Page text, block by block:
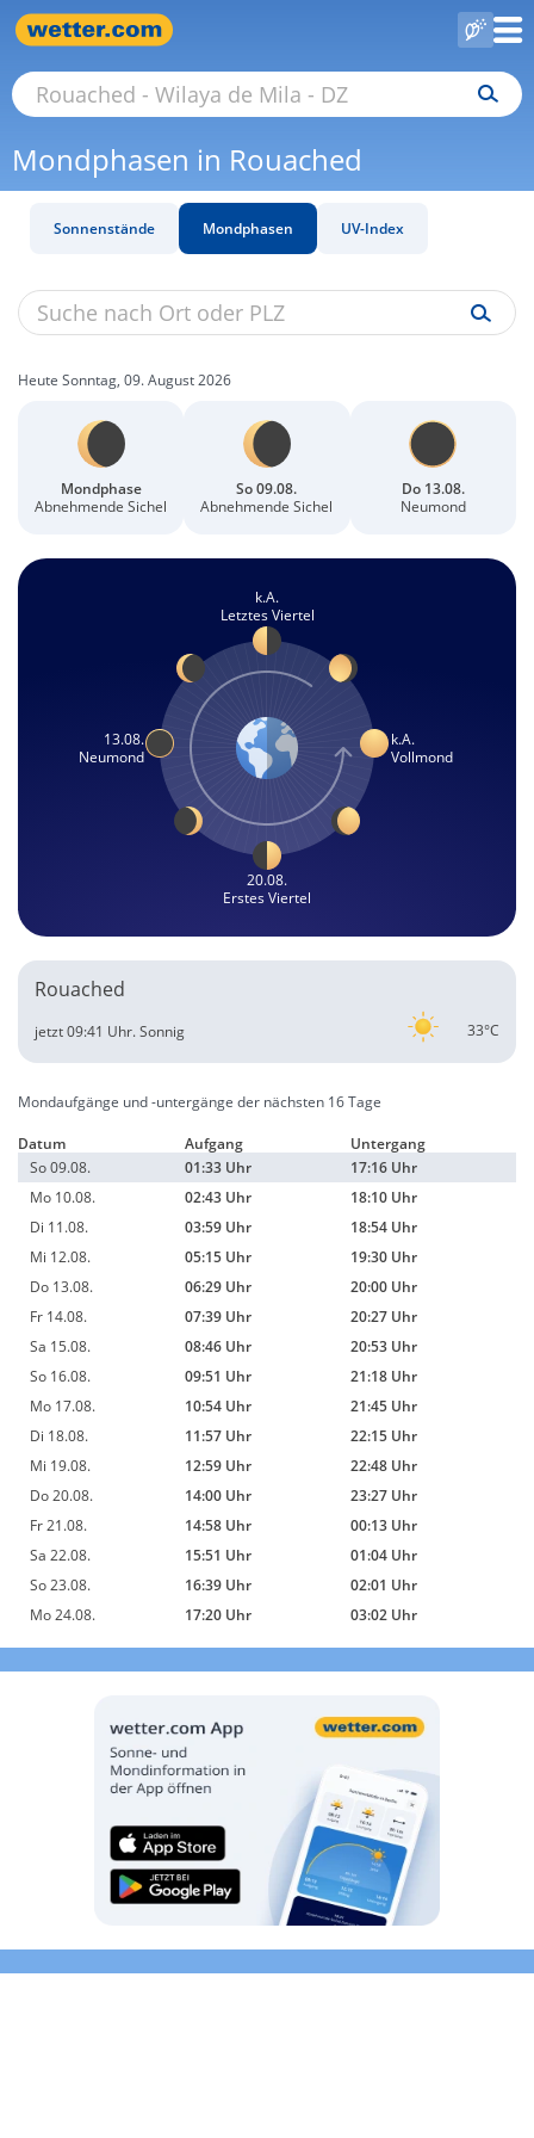
Mondphasen in Rouached
Sonnenstände Mondphasen UV-Index
Heute Sonntag, 09. August 2026
Mondphase
Abnehmende Sichel
So 09.08.
Abnehmende Sichel
Do 13.08.
Neumond
k.A.
Letztes Viertel
13.08.
Neumond
k.A.
Vollmond
20.08.
Erstes Viertel
Rouached
33°C
jetzt 09:41 Uhr.Sonnig
Mondaufgänge und -untergänge der nächsten 16 Tage
Datum Aufgang
Untergang
So 09.08.
01:33 Uhr
17:16 Uhr
Mo 10.08.
02:43 Uhr
18:10 Uhr
Di 11.08.
03:59 Uhr
18:54 Uhr
Mi 12.08.
05:15 Uhr
19:30 Uhr
Do 13.08.
06:29 Uhr
20:00 Uhr
Fr 14.08.
07:39 Uhr
20:27 Uhr
Sa 15.08.
08:46 Uhr
20:53 Uhr
So 16.08.
09:51 Uhr
21:18 Uhr
Mo 17.08.
10:54 Uhr
21:45 Uhr
Di 18.08.
11:57 Uhr
22:15 Uhr
Mi 19.08.
12:59 Uhr
22:48 Uhr
Do 20.08.
14:00 Uhr
23:27 Uhr
Fr 21.08.
14:58 Uhr
00:13 Uhr
Sa 22.08.
15:51 Uhr
01:04 Uhr
So 23.08.
16:39 Uhr
02:01 Uhr
Mo 24.08.
17:20 Uhr 03:02 Uhr